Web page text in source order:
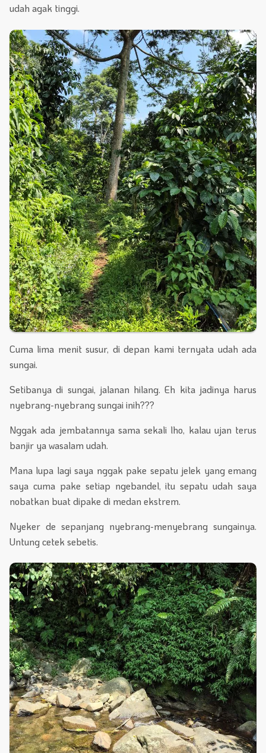
udah agak tinggi.
Cuma lima menit susur, di depan kami ternyata udah ada
sungai.
Setibanya di sungai, jalanan hilang. Eh kita jadinya harus
nyebrang-nyebrang sungai inih???
Nggak ada jembatannya sama sekali lho, kalau ujan terus
banjir ya wasalam udah.
Mana lupa lagi saya nggak pake sepatu jelek yang emang
saya cuma pake setiap ngebandel, itu sepatu udah saya
nobatkan buat dipake di medan ekstrem.
Nyeker de sepanjang nyebrang-menyebrang sungainya.
Untung cetek sebetis.